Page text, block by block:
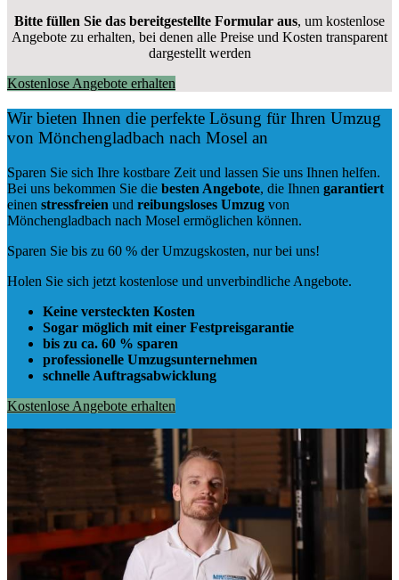
Bitte füllen Sie das bereitgestellte Formular aus, um kostenlose
Angebote zu erhalten, bei denen alle Preise und Kosten transparent
dargestellt werden
Kostenlose Angebote erhalten
Wir bieten Ihnen die perfekte Lösung für Ihren Umzug
von Mönchengladbach nach Mosel an
Sparen Sie sich Ihre kostbare Zeit und lassen Sie uns Ihnen helfen.
Bei uns bekommen Sie die besten Angebote, die Ihnen garantiert
einen stressfreien und reibungsloses Umzug von
Mönchengladbach nach Mosel ermöglichen können.
Sparen Sie bis zu 60 % der Umzugskosten, nur bei uns!
Holen Sie sich jetzt kostenlose und unverbindliche Angebote.
Keine versteckten Kosten
Sogar möglich mit einer Festpreisgarantie
bis zu ca. 60 % sparen
professionelle Umzugsunternehmen
schnelle Auftragsabwicklung
Kostenlose Angebote erhalten